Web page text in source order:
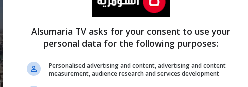
Alsumaria TV asks for your consent to use your
personal data for the following purposes:
Personalised advertising and content, advertising and content
measurement, audience research and services development